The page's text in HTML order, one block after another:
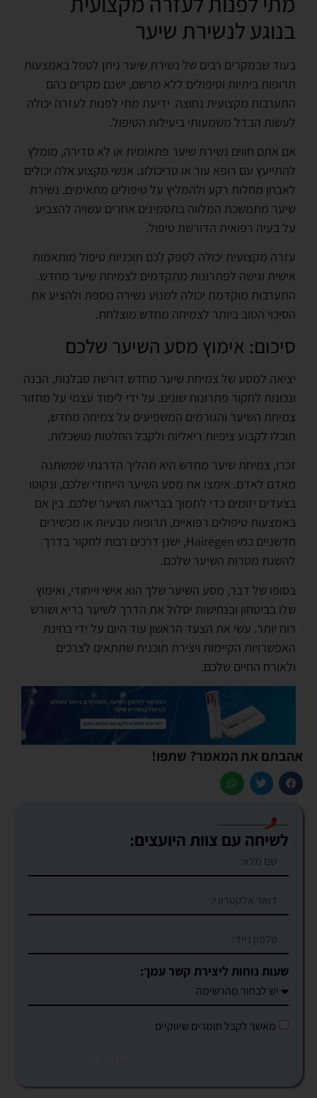
לשיחה עם צוות היועצים:
שעות נוחות ליצירת קשר עמך:
מאשר לקבל חומרים שיווקיים
בנוגע לנשירת שיער
בעוד שבמקרים רבים של נשירת שיער ניתן לטפל באמצעות
תרופות ביתיות וטיפולים ללא מרשם, ישנם מקרים בהם
התערבות מקצועית נחוצה. ידיעת מתי לפנות לעזרה יכולה
לעשות הבדל משמעותי ביעילות הטיפול.
אם אתם חווים נשירת שיער פתאומית או לא סדירה, מומלץ
להתייעץ עם רופא עור או טריכולוג. אנשי מקצוע אלה יכולים
לאבחן מחלות רקע ולהמליץ על טיפולים מתאימים. נשירת
שיער מתמשכת המלווה בתסמינים אחרים עשויה להצביע
על בעיה רפואית הדורשת טיפול.
עזרה מקצועית יכולה לספק לכם תוכניות טיפול מותאמות
אישית וגישה לפתרונות מתקדמים לצמיחת שיער מחדש.
התערבות מוקדמת יכולה למנוע נשירה נוספת ולהציע את
הסיכוי הטוב ביותר לצמיחה מחדש מוצלחת.
סיכום: אימוץ מסע השיער שלכם
יציאה למסע של צמיחת שיער מחדש דורשת סבלנות, הבנה
ונכונות לחקור פתרונות שונים. על ידי לימוד עצמי על מחזור
צמיחת השיער והגורמים המשפיעים על צמיחה מחדש,
תוכלו לקבוע ציפיות ריאליות ולקבל החלטות מושכלות.
זכרו, צמיחת שיער מחדש היא תהליך הדרגתי שמשתנה
מאדם לאדם. אימצו את מסע השיער הייחודי שלכם, ונקוטו
בצעדים יזומים כדי לתמוך בבריאות השיער שלכם. בין אם
באמצעות טיפולים רפואיים, תרופות טבעיות או מכשירים
חדשניים כמו Hairegen, ישנן דרכים רבות לחקור בדרך
להשגת מטרות השיער שלכם.
בסופו של דבר, מסע השיער שלך הוא אישי וייחודי, ואימוץ
שלו בביטחון ובנחישות יסלול את הדרך לשיער בריא ושורש
רוח יותר. עשי את הצעד הראשון עוד היום על ידי בחינת
האפשרויות הקיימות ויצירת תוכנית שתתאים לצרכים
ולאורח החיים שלכם.
אהבתם את המאמר? שתפו!